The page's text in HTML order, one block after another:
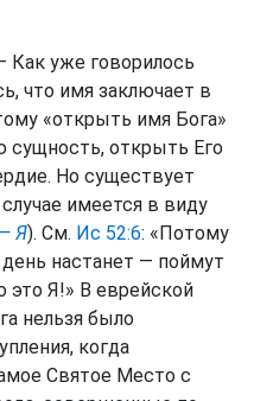
Как уже говорилось
что имя заключает в
«открыть имя Бога»
сущность, открыть Его
Но существует
имеется в виду
Я). См. Ис 52:6: «Потому
настанет — поймут
это Я!» В еврейской
нельзя было
когда
Святое Место с